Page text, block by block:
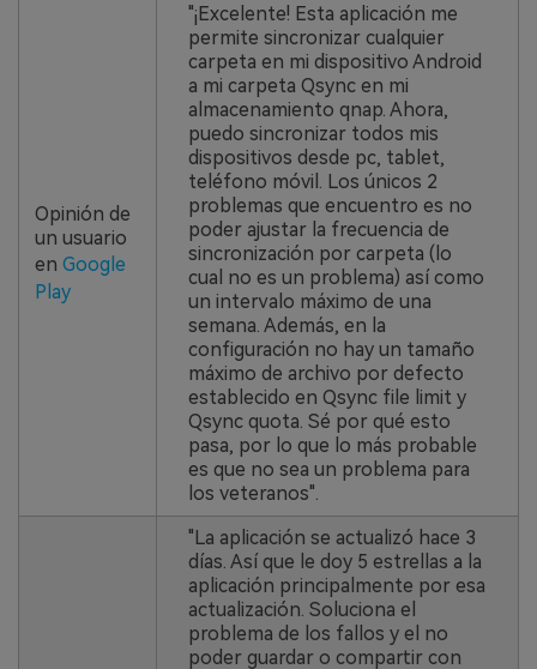
Opinión de
un usuario
en Google
Play
"¡Excelente! Esta aplicación me
permite sincronizar cualquier
carpeta en mi dispositivo Android
a mi carpeta Qsync en mi
almacenamiento qnap. Ahora,
puedo sincronizar todos mis
dispositivos desde pc, tablet,
teléfono móvil. Los únicos 2
problemas que encuentro es no
poder ajustar la frecuencia de
sincronización por carpeta (lo
cual no es un problema) así como
un intervalo máximo de una
semana. Además, en la
configuración no hay un tamaño
máximo de archivo por defecto
establecido en Qsync file limit y
Qsync quota. Sé por qué esto
pasa, por lo que lo más probable
es que no sea un problema para
los veteranos".
"La aplicación se actualizó hace 3
días. Así que le doy 5 estrellas a la
aplicación principalmente por esa
actualización. Soluciona el
problema de los fallos y el no
poder guardar o compartir con